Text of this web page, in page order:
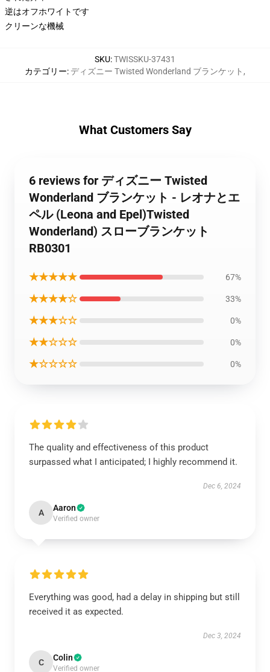
逆はオフホワイトです
クリーンな機械
SKU:TWISSKU-37431
カテゴリー:ディズニー Twisted Wonderland ブランケット ,
What Customers Say
6 reviews for ディズニー Twisted
Wonderland ブランケット - レオナとエ
ペル (Leona and Epel)Twisted
Wonderland) スローブランケット
RB0301
★★★★★ 67%
★★★★☆ 33%
★★★☆☆ 0%
★★☆☆☆ 0%
★☆☆☆☆ 0%
The quality and effectiveness of this product
surpassed what I anticipated; I highly recommend it.
Dec 6, 2024
A Aaron
Verified owner
Everything was good, had a delay in shipping but still
received it as expected.
Dec 3, 2024
C Colin
Verified owner